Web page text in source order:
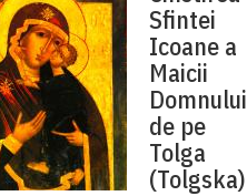
Sfintei
Icoane a
Maicii
Domnului
de pe
Tolga
(Tolgska)